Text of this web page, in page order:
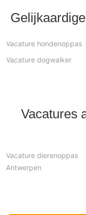
Vacature hondenoppas
Vacature dogwalker
Vacatures
Vacature dierenoppas
Antwerpen